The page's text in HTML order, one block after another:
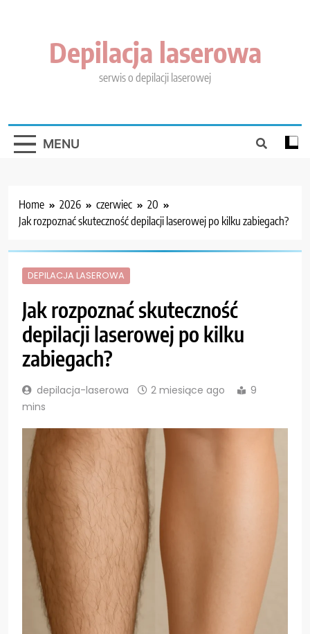
Depilacja laserowa
serwis o depilacji laserowej
MENU
Home 2026 czerwiec
20
Jak rozpoznać skuteczność depilacji laserowej po kilku zabiegach?
DEPILACJA LASEROWA
Jak rozpoznać skuteczność
depilacji laserowej po kilku
zabiegach?
depilacja-laserowa 2 miesiące ago
9
mins